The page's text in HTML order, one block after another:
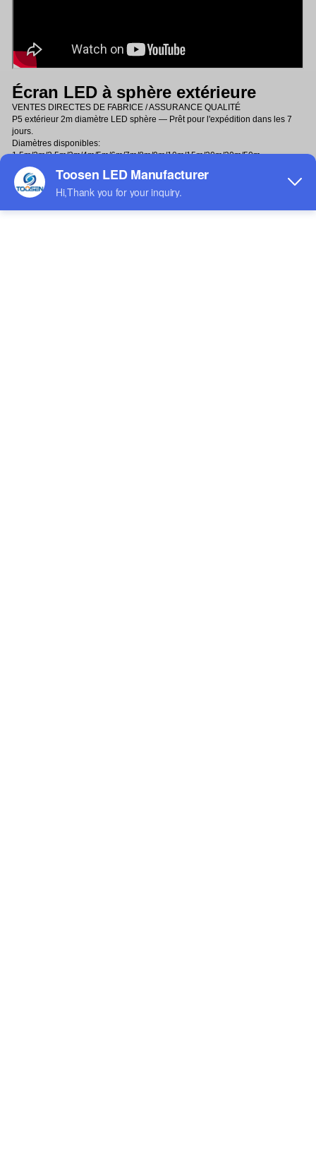
Écran LED à sphère extérieure
VENTES DIRECTES DE FABRICE / ASSURANCE QUALITÉ
P5 extérieur 2m diamètre LED sphère — Prêt pour l'expédition dans les 7
jours.
Diamètres disponibles:
1,5m/2m/2,5m/3m/4m/5m/6m/7m/8m/9m/10m/15m/20m/30m/50m.
Des diamètres supplémentaires peuvent être entièrement personnalisés.
Spécifications :
Module: 3D sphérique LED flexible module doux / LED écran à bille vidéo.